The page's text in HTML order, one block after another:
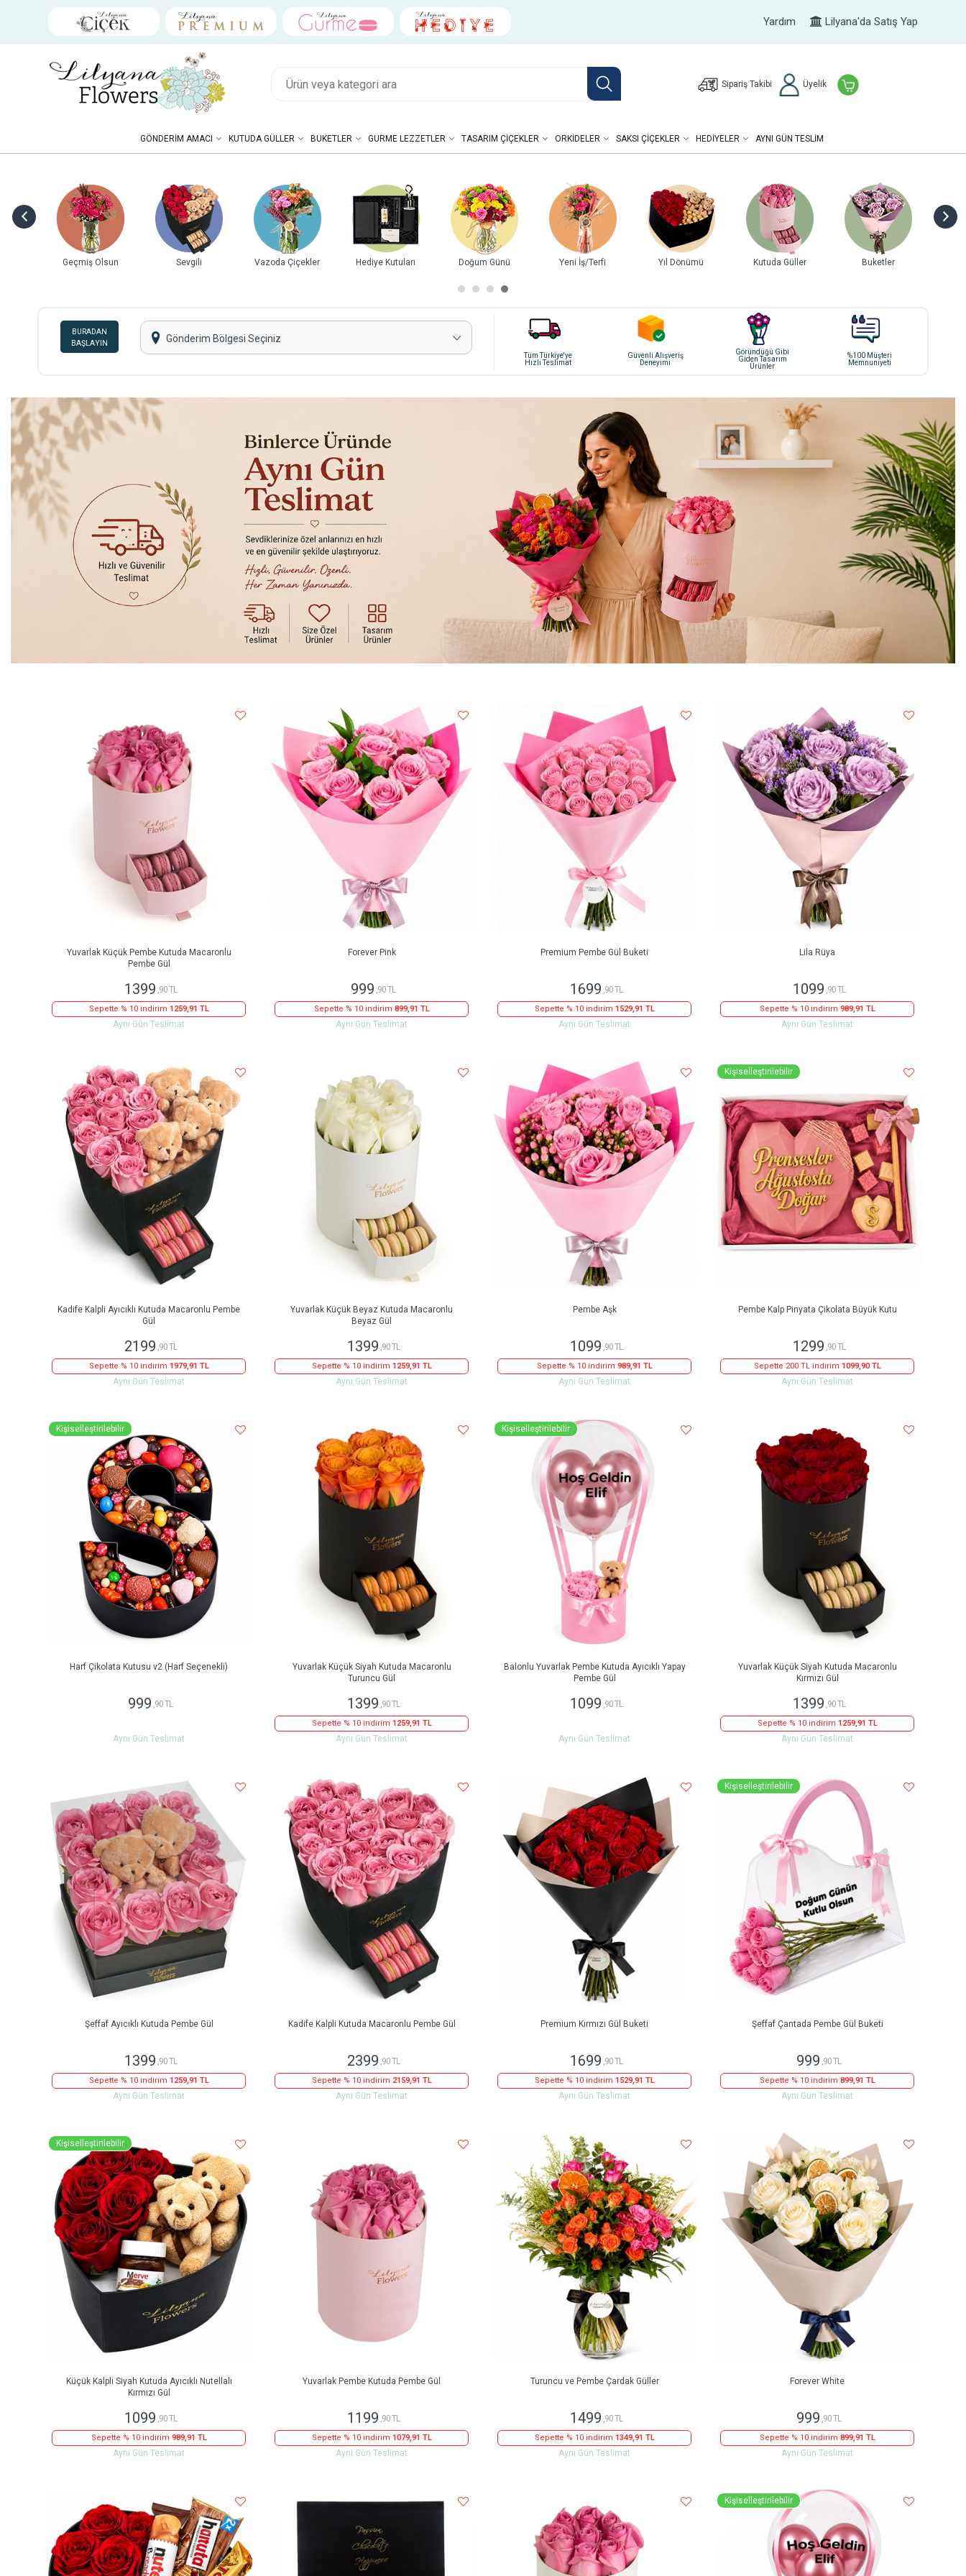
Yardım Lilyana'da Satış Yap
Sipariş Takibi Üyelik
GÖNDERIM AMACI KUTUDA GÜLLER BUKETLER GURME LEZZETLER TASARIM ÇIÇEKLER ORKIDELER SAKSI ÇIÇEKLER HEDIYELER AYNI GÜN TESLİM
Geçmiş Olsun Sevgili Vazoda Çiçekler Hediye Kutuları Doğum Günü Yeni İş/Terfi Yıl Dönümü Kutuda Güller Buketler
BURADAN
BAŞLAYIN
Gönderim Bölgesi Seçiniz
Tüm Türkiye'ye
Hızlı Teslimat
Güvenli Alışveriş
Deneyimi
Göründüğü Gibi
Giden Tasarım
Ürünler
%100 Müşteri
Memnuniyeti
Yuvarlak Küçük Pembe Kutuda Macaronlu
Pembe Gül
1399 ,90 TL
Sepette % 10 indirim 1259,91 TL
Aynı Gün Teslimat
Forever Pink
999 ,90 TL
Sepette % 10 indirim 899,91 TL
Aynı Gün Teslimat
Premium Pembe Gül Buketi
1699 ,90 TL
Sepette % 10 indirim 1529,91 TL
Aynı Gün Teslimat
Lila Rüya
1099 ,90 TL
Sepette % 10 indirim 989,91 TL
Aynı Gün Teslimat
Kadife Kalpli Ayıcıklı Kutuda Macaronlu Pembe
Gül
2199 ,90 TL
Sepette % 10 indirim 1979,91 TL
Aynı Gün Teslimat
Yuvarlak Küçük Beyaz Kutuda Macaronlu
Beyaz Gül
1399 ,90 TL
Sepette % 10 indirim 1259,91 TL
Aynı Gün Teslimat
Pembe Aşk
1099 ,90 TL
Sepette % 10 indirim 989,91 TL
Aynı Gün Teslimat
Kişiselleştirilebilir
Pembe Kalp Pinyata Çikolata Büyük Kutu
1299 ,90 TL
Sepette 200 TL indirim 1099,90 TL
Aynı Gün Teslimat
Kişiselleştirilebilir
Harf Çikolata Kutusu v2 (Harf Seçenekli)
999 ,90 TL
Aynı Gün Teslimat
Yuvarlak Küçük Siyah Kutuda Macaronlu
Turuncu Gül
1399 ,90 TL
Sepette % 10 indirim 1259,91 TL
Aynı Gün Teslimat
Kişiselleştirilebilir
Balonlu Yuvarlak Pembe Kutuda Ayıcıklı Yapay
Pembe Gül
1099 ,90 TL
Aynı Gün Teslimat
Yuvarlak Küçük Siyah Kutuda Macaronlu
Kırmızı Gül
1399 ,90 TL
Sepette % 10 indirim 1259,91 TL
Aynı Gün Teslimat
Şeffaf Ayıcıklı Kutuda Pembe Gül
1399 ,90 TL
Sepette % 10 indirim 1259,91 TL
Aynı Gün Teslimat
Kadife Kalpli Kutuda Macaronlu Pembe Gül
2399 ,90 TL
Sepette % 10 indirim 2159,91 TL
Aynı Gün Teslimat
Premium Kırmızı Gül Buketi
1699 ,90 TL
Sepette % 10 indirim 1529,91 TL
Aynı Gün Teslimat
Kişiselleştirilebilir
Şeffaf Çantada Pembe Gül Buketi
999 ,90 TL
Sepette % 10 indirim 899,91 TL
Aynı Gün Teslimat
Kişiselleştirilebilir
Küçük Kalpli Siyah Kutuda Ayıcıklı Nutellalı
Kırmızı Gül
1099 ,90 TL
Sepette % 10 indirim 989,91 TL
Aynı Gün Teslimat
Yuvarlak Pembe Kutuda Pembe Gül
1199 ,90 TL
Sepette % 10 indirim 1079,91 TL
Aynı Gün Teslimat
Turuncu ve Pembe Çardak Güller
1499 ,90 TL
Sepette % 10 indirim 1349,91 TL
Aynı Gün Teslimat
Forever White
999 ,90 TL
Sepette % 10 indirim 899,91 TL
Aynı Gün Teslimat
Kişiselleştirilebilir